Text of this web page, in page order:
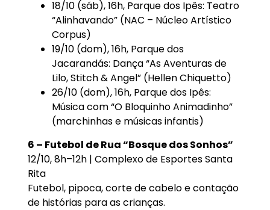
18/10 (sáb), 16h, Parque dos Ipês: Teatro
“Alinhavando” (NAC – Núcleo Artístico
Corpus)
19/10 (dom), 16h, Parque dos
Jacarandás: Dança “As Aventuras de
Lilo, Stitch & Angel” (Hellen Chiquetto)
26/10 (dom), 16h, Parque dos Ipês:
Música com “O Bloquinho Animadinho”
(marchinhas e músicas infantis)
6 – Futebol de Rua “Bosque dos Sonhos”
12/10, 8h–12h | Complexo de Esportes Santa
Rita
Futebol, pipoca, corte de cabelo e contação
de histórias para as crianças.